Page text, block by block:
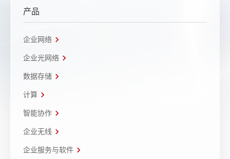
产品
企业网络
企业光网络
数据存储
计算
智能协作
企业无线
企业服务与软件